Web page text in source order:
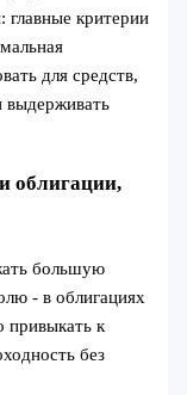
главные критерии
для средств,
выдерживать
облигации,
большую
- в облигациях
привыкать к
без